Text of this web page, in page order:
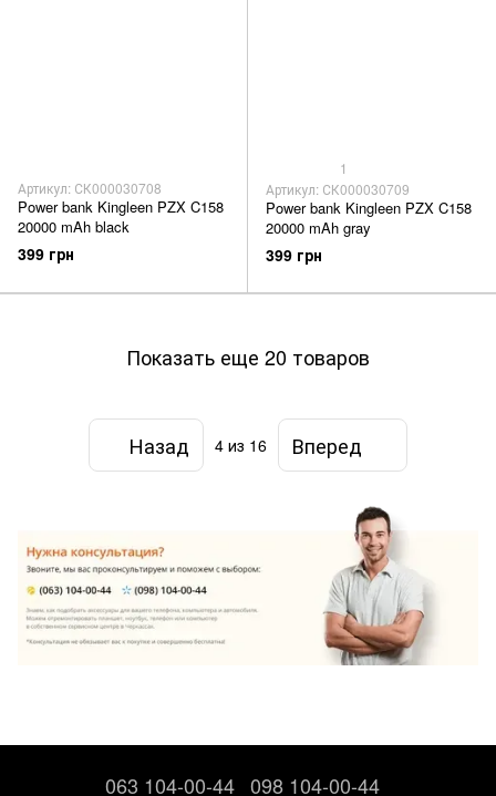
Артикул: СК000030708
Power bank Kingleen PZX C158
20000 mAh black
399 грн
1
Артикул: СК000030709
Power bank Kingleen PZX C158
20000 mAh gray
399 грн
Показать еще 20 товаров
Назад 4 из 16 Вперед
063 104-00-44 098 104-00-44